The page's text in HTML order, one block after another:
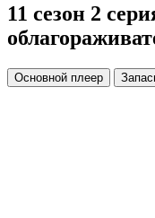
11 сезон 2
Основной плеер